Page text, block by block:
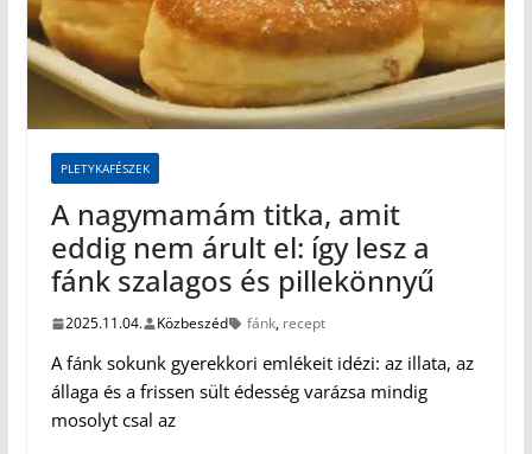
PLETYKAFÉSZEK
A nagymamám titka, amit
eddig nem árult el: így lesz a
fánk szalagos és pillekönnyű
2025.11.04. Közbeszéd fánk, recept
A fánk sokunk gyerekkori emlékeit idézi: az illata, az
állaga és a frissen sült édesség varázsa mindig
mosolyt csal az